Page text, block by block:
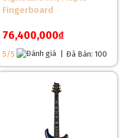
lại sự ổn định và chắc
mái, phù hợp cho nhiều
giữa cần Maple và mặt
thanh ấm áp và sâu
cho người chơi.
Fingerboard
76,400,000đ
5/5 Đã Bán: 100